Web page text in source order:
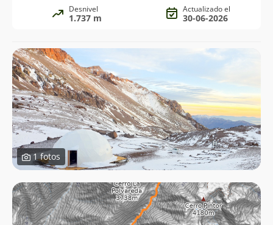
Desnivel
1.737 m
Actualizado el
30-06-2026
1 fotos